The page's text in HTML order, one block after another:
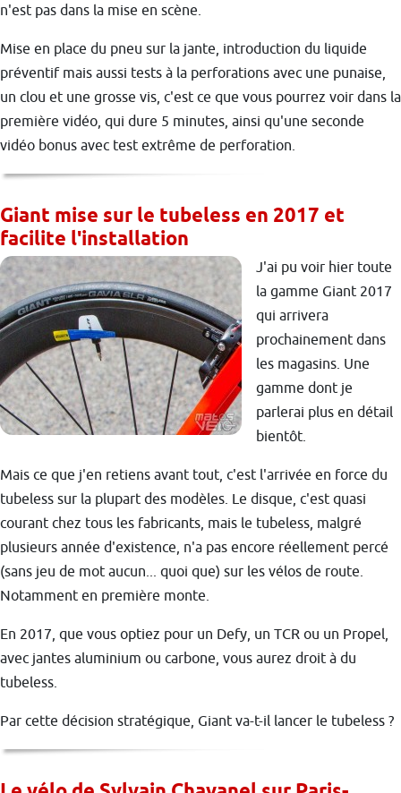
n'est pas dans la mise en scène.
Mise en place du pneu sur la jante, introduction du liquide
préventif mais aussi tests à la perforations avec une punaise,
un clou et une grosse vis, c'est ce que vous pourrez voir dans la
première vidéo, qui dure 5 minutes, ainsi qu'une seconde
vidéo bonus avec test extrême de perforation.
Giant mise sur le tubeless en 2017 et
facilite l'installation
J'ai pu voir hier toute
la gamme Giant 2017
qui arrivera
prochainement dans
les magasins. Une
gamme dont je
parlerai plus en détail
bientôt.
Mais ce que j'en retiens avant tout, c'est l'arrivée en force du
tubeless sur la plupart des modèles. Le disque, c'est quasi
courant chez tous les fabricants, mais le tubeless, malgré
plusieurs année d'existence, n'a pas encore réellement percé
(sans jeu de mot aucun... quoi que) sur les vélos de route.
Notamment en première monte.
En 2017, que vous optiez pour un Defy, un TCR ou un Propel,
avec jantes aluminium ou carbone, vous aurez droit à du
tubeless.
Par cette décision stratégique, Giant va-t-il lancer le tubeless ?